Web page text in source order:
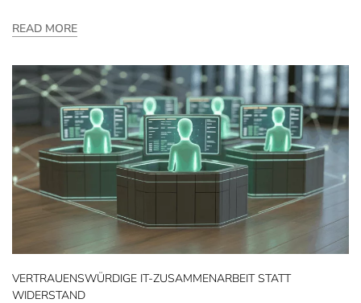
READ MORE
VERTRAUENSWÜRDIGE IT-ZUSAMMENARBEIT STATT
WIDERSTAND